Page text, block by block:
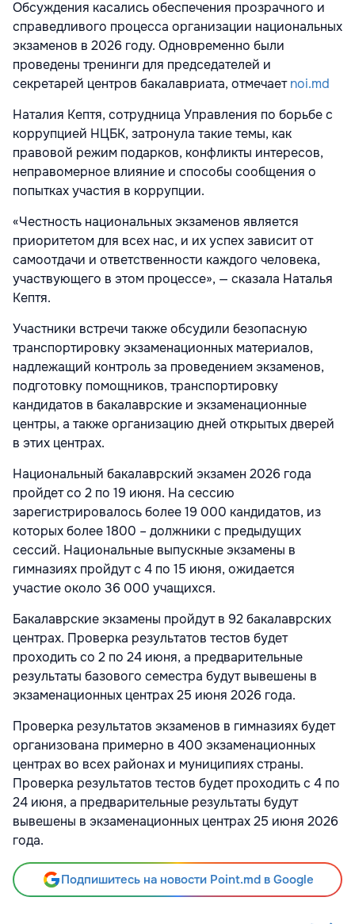
Обсуждения касались обеспечения прозрачного и
справедливого процесса организации национальных
экзаменов в 2026 году. Одновременно были
проведены тренинги для председателей и
секретарей центров бакалавриата, отмечаетnoi.md
Наталия Кептя, сотрудница Управления по борьбе с
коррупцией НЦБК, затронула такие темы, как
правовой режим подарков, конфликты интересов,
неправомерное влияние и способы сообщения о
попытках участия в коррупции.
«Честность национальных экзаменов является
приоритетом для всех нас, и их успех зависит от
самоотдачи и ответственности каждого человека,
участвующего в этом процессе», — сказала Наталья
Кептя.
Участники встречи также обсудили безопасную
транспортировку экзаменационных материалов,
надлежащий контроль за проведением экзаменов,
подготовку помощников, транспортировку
кандидатов в бакалаврские и экзаменационные
центры, а также организацию дней открытых дверей
в этих центрах.
Национальный бакалаврский экзамен 2026 года
пройдет со 2 по 19 июня. На сессию
зарегистрировалось более 19 000 кандидатов, из
которых более 1800 – должники с предыдущих
сессий. Национальные выпускные экзамены в
гимназиях пройдут с 4 по 15 июня, ожидается
участие около 36 000 учащихся.
Бакалаврские экзамены пройдут в 92 бакалаврских
центрах. Проверка результатов тестов будет
проходить со 2 по 24 июня, а предварительные
результаты базового семестра будут вывешены в
экзаменационных центрах 25 июня 2026 года.
Проверка результатов экзаменов в гимназиях будет
организована примерно в 400 экзаменационных
центрах во всех районах и муниципиях страны.
Проверка результатов тестов будет проходить с 4 по
24 июня, а предварительные результаты будут
вывешены в экзаменационных центрах 25 июня 2026
года.
Подпишитесь на новости Point.md в Google